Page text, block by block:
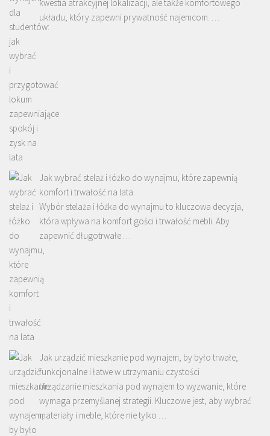
kwestia atrakcyjnej lokalizacji, ale także komfortowego
układu, który zapewni prywatność najemcom. …
Jak wybrać stelaż i łóżko do wynajmu, które zapewnią
komfort i trwałość na lata
Wybór stelaża i łóżka do wynajmu to kluczowa decyzja,
która wpływa na komfort gości i trwałość mebli. Aby
zapewnić długotrwałe …
Jak urządzić mieszkanie pod wynajem, by było trwałe,
funkcjonalne i łatwe w utrzymaniu czystości
Urządzanie mieszkania pod wynajem to wyzwanie, które
wymaga przemyślanej strategii. Kluczowe jest, aby wybrać
materiały i meble, które nie tylko …